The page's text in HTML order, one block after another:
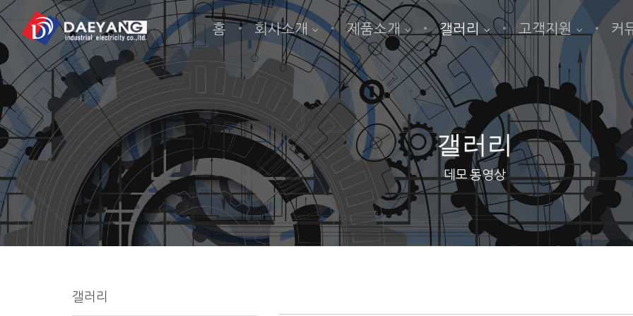
홈 회사소개 제품소개 갤러리 고객지원 커
갤러리
데모 동영상
갤러리